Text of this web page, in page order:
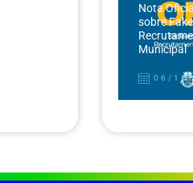
Nota
sobre
Municipal
06/